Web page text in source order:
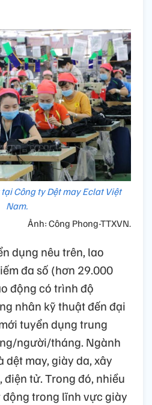
Công ty Dệt may Eclat Việt
Nam.
Ảnh: Công Phong-TTXVN.
dụng nêu trên, lao
đa số (hơn 29.000
động có trình độ
nhân kỹ thuật đến đại
tuyển dụng trung
người/tháng. Ngành
dệt may, giày da, xây
điện tử. Trong đó, nhiều
trong lĩnh vực giày